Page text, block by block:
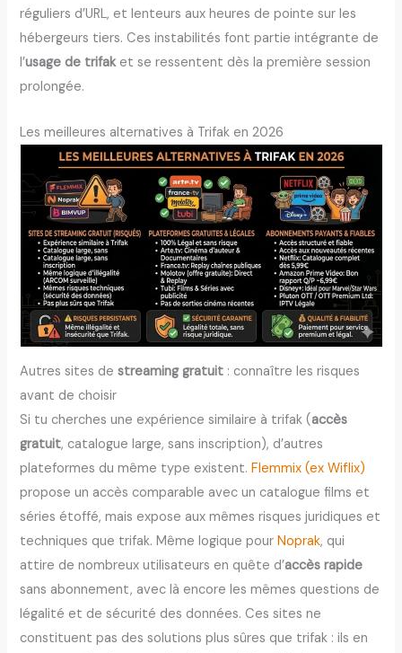
réguliers d’URL, et lenteurs aux heures de pointe sur les
hébergeurs tiers. Ces instabilités font partie intégrante de
l’usage de trifaket se ressentent dès la première session
prolongée.
Les meilleures alternatives à Trifak en 2026
Autres sites destreaming gratuit : connaître les risques
avant de choisir
Si tu cherches une expérience similaire à trifak (accès
gratuit, catalogue large, sans inscription), d’autres
plateformes du même type existent.Flemmix (ex Wiflix)
propose un accès comparable avec un catalogue films et
séries étoffé, mais expose aux mêmes risques juridiques et
techniques que trifak. Même logique pourNoprak, qui
attire de nombreux utilisateurs en quête d’accès rapide
sans abonnement, avec là encore les mêmes questions de
légalité et de sécurité des données. Ces sites ne
constituent pas des solutions plus sûres que trifak : ils en